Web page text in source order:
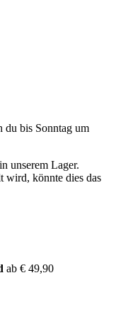
du bis Sonntag um
unserem Lager.
wird, könnte dies das
ab € 49,90